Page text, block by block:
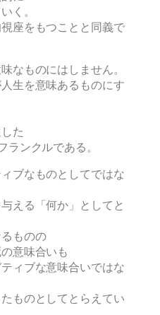
く。
座をもつことと同義で
なものにはしません。
生を意味あるものにす
た
ランクルである。
ブなものとしてではな
える「何か」としてと
ものの
意味合いも
ィブな意味合いではな
ものとしてとらえてい